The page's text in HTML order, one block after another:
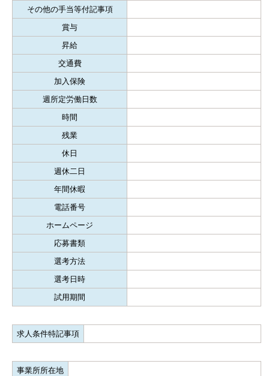
その他の手当等付記事項
賞与
昇給
交通費
加入保険
週所定労働日数
時間
残業
休日
週休二日
年間休暇
電話番号
ホームページ
応募書類
選考方法
選考日時
試用期間
求人条件特記事項
事業所所在地